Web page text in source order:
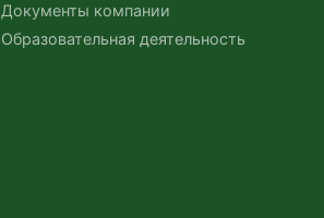
Документы компании
Образовательная деятельность